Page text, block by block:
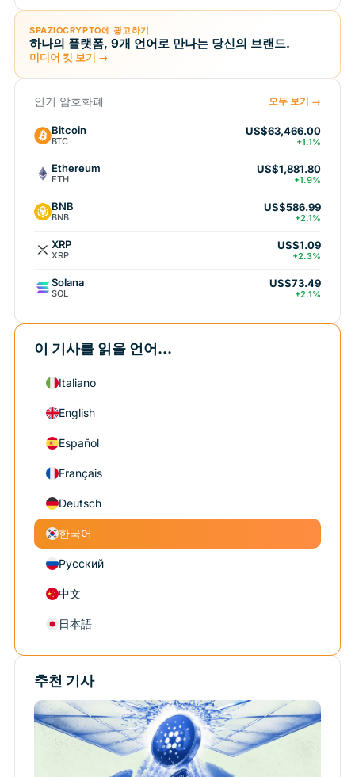
SPAZIOCRYPTO에 광고하기
하나의 플랫폼, 9개 언어로 만나는 당신의 브랜드.
미디어 킷 보기 →
인기 암호화폐 모두 보기 →
Bitcoin
BTC
US$63,466.00
+1.1%
Ethereum
ETH
US$1,881.80
+1.9%
BNB
BNB
US$586.99
+2.1%
XRP
XRP
US$1.09
+2.3%
Solana
SOL
US$73.49
+2.1%
이 기사를 읽을 언어...
Italiano
English
Español
Français
Deutsch
한국어
Русский
中文
日本語
추천 기사